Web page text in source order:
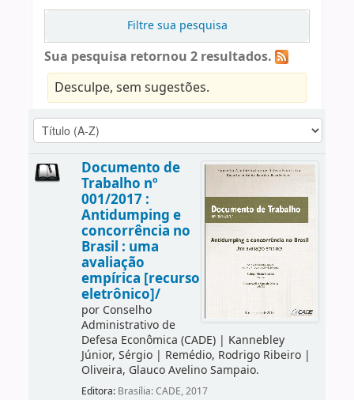
Filtre sua pesquisa
Sua pesquisa retornou 2 resultados.
Desculpe, sem sugestões.
Documento de
Trabalho nº
001/2017 :
Antidumping e
concorrência no
Brasil : uma
avaliação
empírica [recurso
eletrônico]/
por Conselho
Administrativo de
Defesa Econômica (CADE)| Kannebley
Júnior, Sérgio| Remédio, Rodrigo Ribeiro|
Oliveira, Glauco Avelino Sampaio.
Editora: Brasília: CADE, 2017